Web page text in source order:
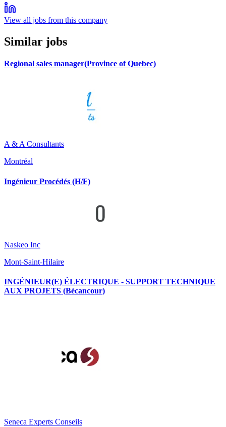
View all jobs from this company
Similar jobs
Regional sales manager(Province of Quebec)
A & A Consultants
Montréal
Ingénieur Procédés (H/F)
Naskeo Inc
Mont-Saint-Hilaire
INGÉNIEUR(E) ÉLECTRIQUE - SUPPORT TECHNIQUE
AUX PROJETS (Bécancour)
Seneca Experts Conseils